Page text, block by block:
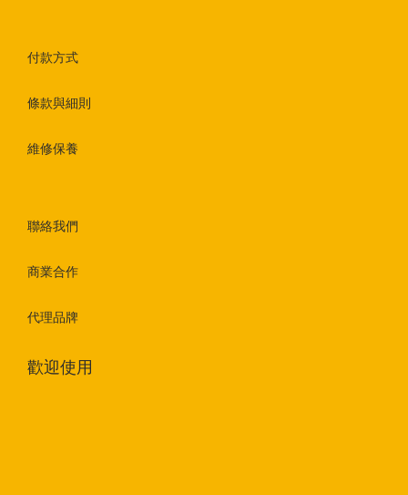
付款方式
條款與細則
維修保養
聯絡我們
商業合作
代理品牌
歡迎使用